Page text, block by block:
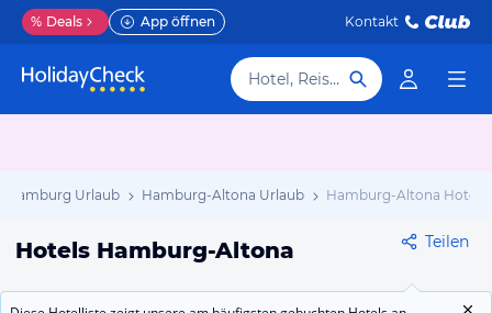
% Deals App öffnen Kontakt
Hotel, Reiseziel
Hamburg Urlaub Hamburg-Altona Urlaub Hamburg-Altona Hotels
Hotels Hamburg-Altona Teilen